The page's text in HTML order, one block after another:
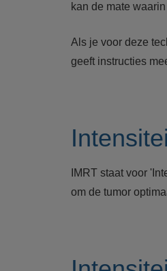
kan de mate
Als je voor deze
geeft instructies
IMRT staat voor
om de tumor